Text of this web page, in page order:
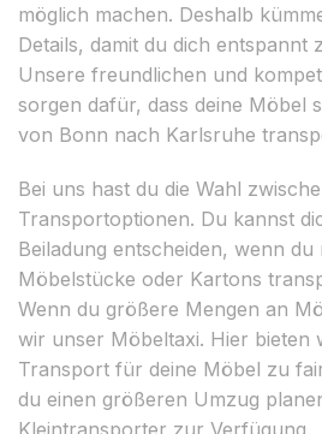
möglich machen. Deshalb
Details, damit du dich entspannt
Unsere freundlichen und
sorgen dafür, dass deine Möbel
von Bonn nach Karlsruhe
Bei uns hast du die Wahl
Transportoptionen. Du kannst
Beiladung entscheiden, wenn du
Möbelstücke oder Kartons
Wenn du größere Mengen an
wir unser Möbeltaxi. Hier bieten
Transport für deine Möbel zu
du einen größeren Umzug
Kleintransporter zur Verfügung.